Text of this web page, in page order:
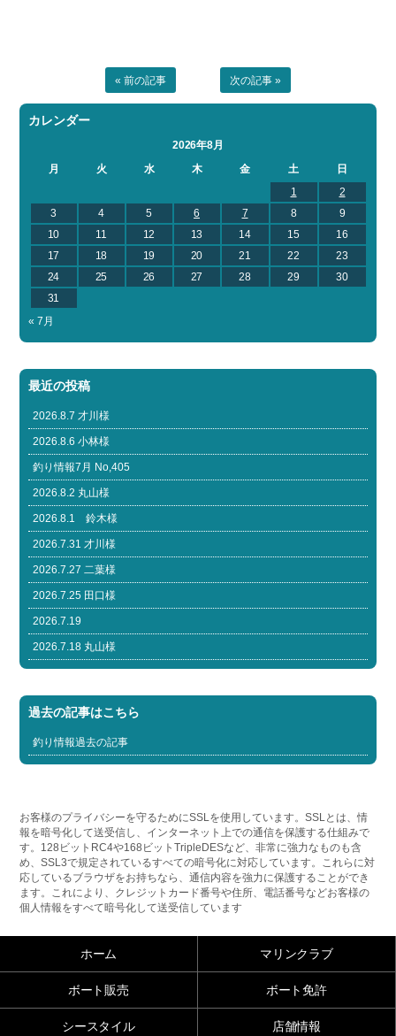
« 前の記事 次の記事 »
カレンダー
2026年8月
月
火 水 木 金 土
日
1
2
3
4 5 6 7 8
9
10
11 12 13 14 15
16
17
18 19 20 21 22
23
24
25 26 27 28 29
30
31
« 7月
最近の投稿
2026.8.7 才川様
2026.8.6 小林様
釣り情報7月 No,405
2026.8.2 丸山様
2026.8.1 鈴木様
2026.7.31 才川様
2026.7.27 二葉様
2026.7.25 田口様
2026.7.19
2026.7.18 丸山様
過去の記事はこちら
釣り情報過去の記事
お客様のプライバシーを守るためにSSLを使用しています。SSLとは、情
報を暗号化して送受信し、インターネット上での通信を保護する仕組みで
す。128ビットRC4や168ビットTripleDESなど、非常に強力なものも含
め、SSL3で規定されているすべての暗号化に対応しています。これらに対
応しているブラウザをお持ちなら、通信内容を強力に保護することができ
ます。これにより、クレジットカード番号や住所、電話番号などお客様の
個人情報をすべて暗号化して送受信しています
ホーム マリンクラブ
ボート販売 ボート免許
シースタイル 店舗情報